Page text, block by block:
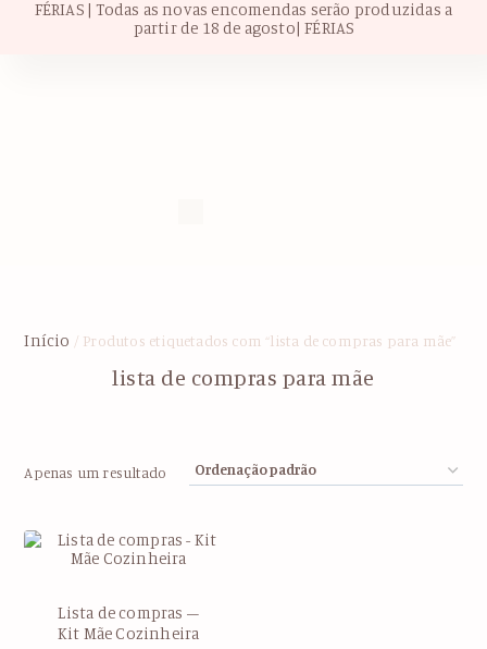
FÉRIAS | Todas as novas encomendas serão produzidas a
partir de 18 de agosto| FÉRIAS
Início / Produtos etiquetados com “lista de compras para mãe”
lista de compras para mãe
Apenas um resultado
Lista de compras –
Kit Mãe Cozinheira